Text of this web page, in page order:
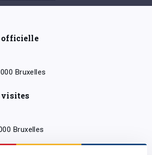
officielle
Bruxelles
visites
Bruxelles